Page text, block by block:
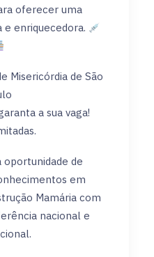
oferecer uma
enriquecedora.
Misericórdia de São
a sua vaga!
oportunidade de
em
Mamária com
nacional e